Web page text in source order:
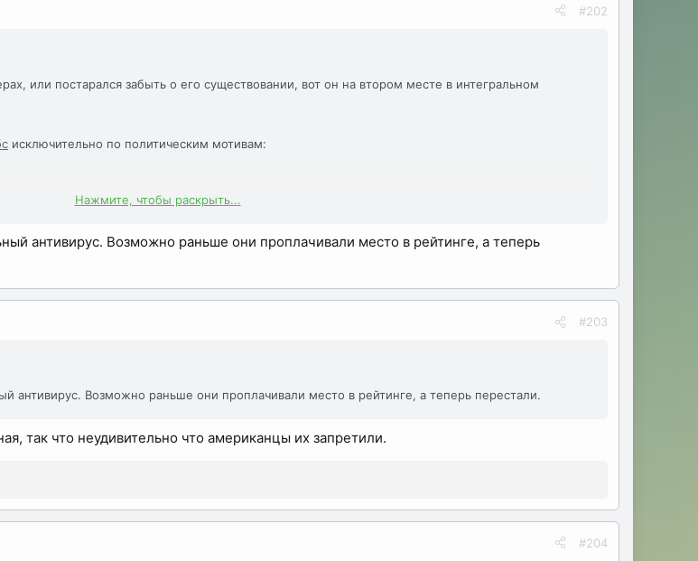
#202
или постарался забыть о его существовании, вот он на втором месте в интегральном
исключительно по политическим мотивам:
Нажмите, чтобы раскрыть...
антивирус. Возможно раньше они проплачивали место в рейтинге, а теперь
#203
антивирус. Возможно раньше они проплачивали место в рейтинге, а теперь перестали.
так что неудивительно что американцы их запретили.
#204